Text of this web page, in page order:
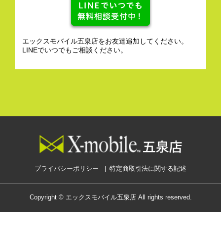
エックスモバイル五泉店をお友達追加してください。
LINEでいつでもご相談ください。
プライバシーポリシー 特定商取引法に関する記述
Copyright © エックスモバイル五泉店 All rights reserved.